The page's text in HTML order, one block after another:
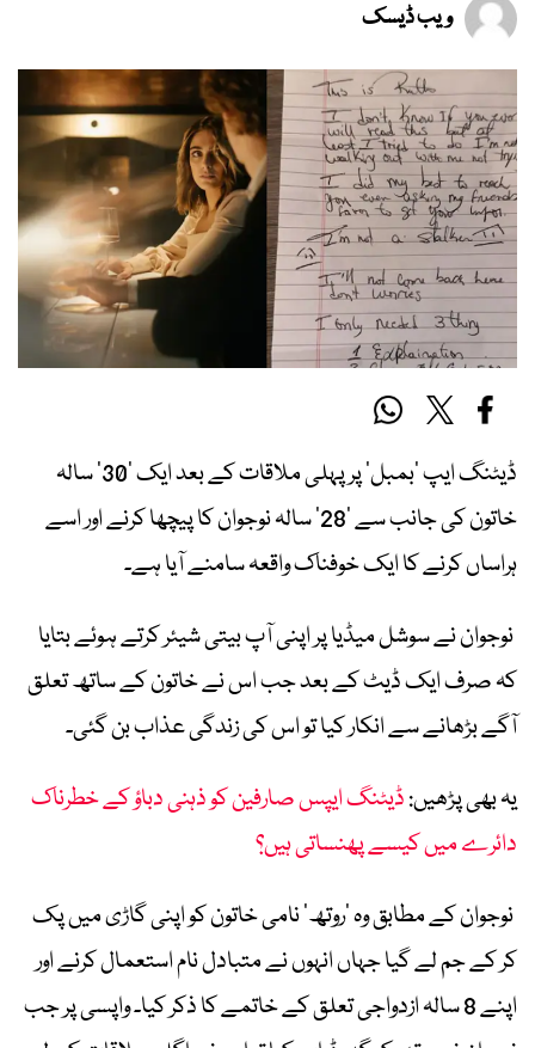
ویب ڈیسک
ڈیٹنگ ایپ ‘بمبل’ پر پہلی ملاقات کے بعد ایک ’30’ سالہ
خاتون کی جانب سے ’28’ سالہ نوجوان کا پیچھا کرنے اور اسے
ہراساں کرنے کا ایک خوفناک واقعہ سامنے آیا ہے۔
نوجوان نے سوشل میڈیا پر اپنی آپ بیتی شیئر کرتے ہوئے بتایا
کہ صرف ایک ڈیٹ کے بعد جب اس نے خاتون کے ساتھ تعلق
آگے بڑھانے سے انکار کیا تو اس کی زندگی عذاب بن گئی۔
یہ بھی پڑھیں:ڈیٹنگ ایپس صارفین کو ذہنی دباؤ کے خطرناک
دائرے میں کیسے پھنساتی ہیں؟
نوجوان کے مطابق وہ ‘روتھ’ نامی خاتون کو اپنی گاڑی میں پک
کر کے جم لے گیا جہاں انہوں نے متبادل نام استعمال کرنے اور
اپنے 8 سالہ ازدواجی تعلق کے خاتمے کا ذکر کیا۔ واپسی پر جب